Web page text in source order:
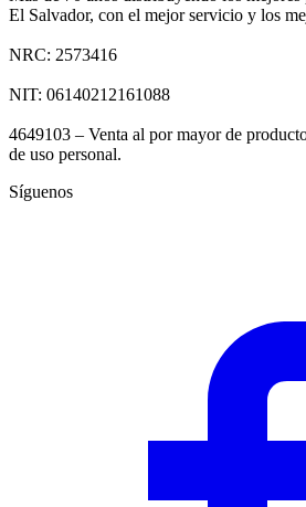
El Salvador, con el mejor servicio y los
NRC: 2573416
NIT: 06140212161088
4649103 – Venta al por mayor de
de uso personal.
Síguenos